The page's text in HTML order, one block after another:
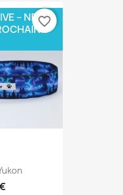
– NEfavorite_border